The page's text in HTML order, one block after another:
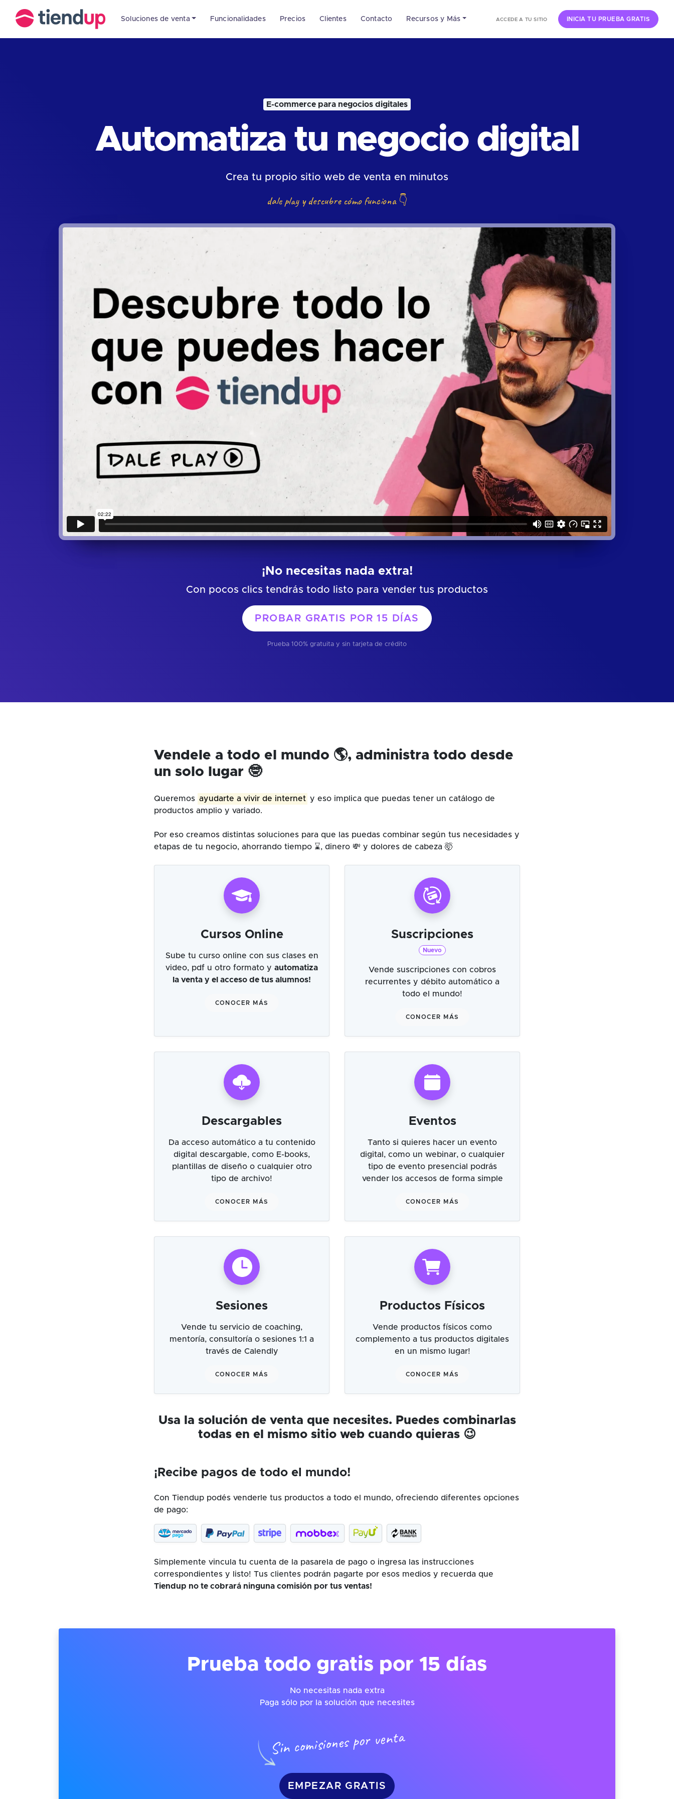
Soluciones de venta Funcionalidades Precios Clientes Contacto Recursos y Más ACCEDE A TU SITIO INICIA TU PRUEBA GRATIS
E-commerce para negocios digitales
Automatiza tu negocio digital
Crea tu propio sitio web de venta en minutos
dale play y descubre cómo funciona 👇
¡No necesitas nada extra!
Con pocos clics tendrás todo listo para vender tus productos
PROBAR GRATIS POR15 DÍAS
Prueba 100% gratuita y sin tarjeta de crédito
Vendele a todo el mundo 🌎, administra todo desde
un solo lugar 🤓
Queremos ayudarte a vivir de internet y eso implica que puedas tener un catálogo de
productos amplio y variado.
Por eso creamos distintas soluciones para que las puedas combinar según tus necesidades y
etapas de tu negocio, ahorrando tiempo ⌛, dinero 💸 y dolores de cabeza 🤯
Cursos Online
Sube tu curso online con sus clases en
video, pdf u otro formato y automatiza
la venta y el acceso de tus alumnos!
CONOCER MÁS
Suscripciones
Nuevo
Vende suscripciones con cobros
recurrentes y débito automático a
todo el mundo!
CONOCER MÁS
Descargables
Da acceso automático a tu contenido
digital descargable, como E-books,
plantillas de diseño o cualquier otro
tipo de archivo!
CONOCER MÁS
Eventos
Tanto si quieres hacer un evento
digital, como un webinar, o cualquier
tipo de evento presencial podrás
vender los accesos de forma simple
CONOCER MÁS
Sesiones
Vende tu servicio de coaching,
mentoría, consultoría o sesiones 1:1 a
través de Calendly
CONOCER MÁS
Productos Físicos
Vende productos físicos como
complemento a tus productos digitales
en un mismo lugar!
CONOCER MÁS
Usa la solución de venta que necesites. Puedes combinarlas
todas en el mismo sitio web cuando quieras 😉
¡Recibe pagos de todo el mundo!
Con Tiendup podés venderle tus productos a todo el mundo, ofreciendo diferentes opciones
de pago:
Simplemente vincula tu cuenta de la pasarela de pago o ingresa las instrucciones
correspondientes y listo! Tus clientes podrán pagarte por esos medios y recuerda que
Tiendup no te cobrará ninguna comisión por tus ventas!
Prueba todo gratis por 15 días
No necesitas nada extra
Paga sólo por la solución que necesites
Sin comisiones por venta
EMPEZAR GRATIS